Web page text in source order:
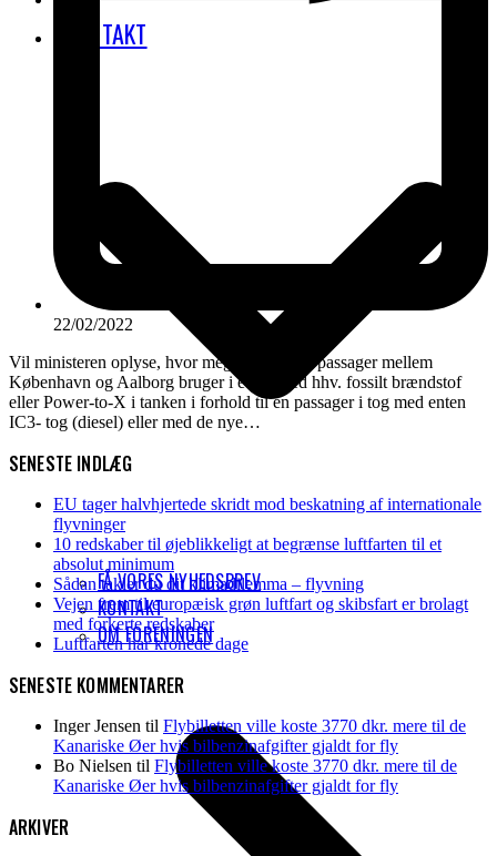
KONTAKT
FÅ VORES NYHEDSBREV
KONTAKT
OM FORENINGEN
22/02/2022
Vil ministeren oplyse, hvor meget energi en passager mellem
København og Aalborg bruger i et fly med hhv. fossilt brændstof
eller Power-to-X i tanken i forhold til en passager i tog med enten
IC3- tog (diesel) eller med de nye…
SENESTE INDLÆG
EU tager halvhjertede skridt mod beskatning af internationale
flyvninger
10 redskaber til øjeblikkeligt at begrænse luftfarten til et
absolut minimum
Sådan takler du dit klimadilemma – flyvning
Vejen frem til europæisk grøn luftfart og skibsfart er brolagt
med forkerte redskaber
Luftfarten har kronede dage
SENESTE KOMMENTARER
Inger Jensen til Flybilletten ville koste 3770 dkr. mere til de
Kanariske Øer hvis bilbenzinafgifter gjaldt for fly
Bo Nielsen til Flybilletten ville koste 3770 dkr. mere til de
Kanariske Øer hvis bilbenzinafgifter gjaldt for fly
ARKIVER